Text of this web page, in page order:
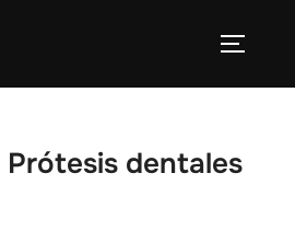
Prótesis dentales